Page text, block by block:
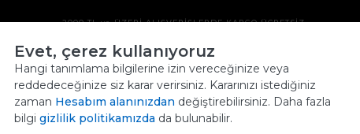
2000 TL ve ÜZERİ ALIŞVERİŞLERDE KARGO ÜCRETSİZ
DAMALI PIRINÇ
DEKOPAJ KAĞIDI
Evet, çerez kullanıyoruz
Hangi tanımlama bilgilerine izin vereceğinize veya
reddedeceğinize siz karar verirsiniz. Kararınızı istediğiniz
zaman Hesabım alanınızdan değiştirebilirsiniz. Daha fazla
bilgi gizlilik politikamızda da bulunabilir.